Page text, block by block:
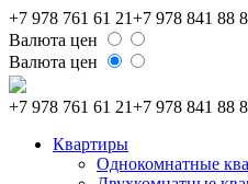
+7 978 761 61 21+7 978 841 88
Валюта цен
Валюта цен
+7 978 761 61 21+7 978 841 88
Квартиры
Однокомнатные